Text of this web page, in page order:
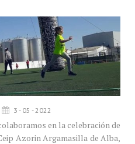
3 - 05 - 2022
en la celebración de
Azorin Argamasilla de Alba,